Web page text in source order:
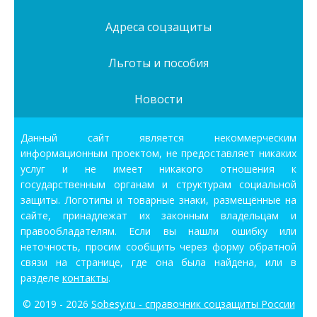
Адреса соцзащиты
Льготы и пособия
Новости
Данный сайт является некоммерческим
информационным проектом, не предоставляет никаких
услуг и не имеет никакого отношения к
государственным органам и структурам социальной
защиты. Логотипы и товарные знаки, размещённые на
сайте, принадлежат их законным владельцам и
правообладателям. Если вы нашли ошибку или
неточность, просим сообщить через форму обратной
связи на странице, где она была найдена, или в
разделе контакты.
© 2019 - 2026 Sobesy.ru - справочник соцзащиты России